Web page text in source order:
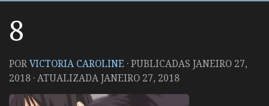
8
PORVICTORIA CAROLINE · PUBLICADAS JANEIRO 27,
2018 · ATUALIZADAJANEIRO 27, 2018